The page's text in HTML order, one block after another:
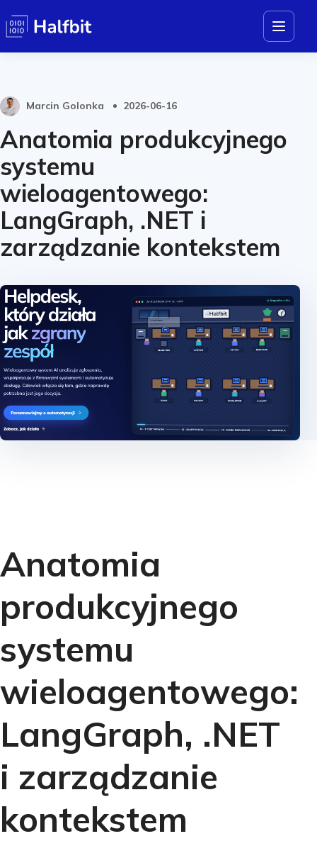
Marcin Golonka 2026-06-16
Anatomia produkcyjnego
systemu
wieloagentowego:
LangGraph, .NET i
zarządzanie kontekstem
Anatomia
produkcyjnego
systemu
wieloagentowego:
LangGraph, .NET
i zarządzanie
kontekstem